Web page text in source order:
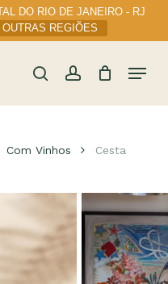
DO RIO DE JANEIRO - RJ
REGIÕES
Menu
Close
Com Vinhos
Cesta